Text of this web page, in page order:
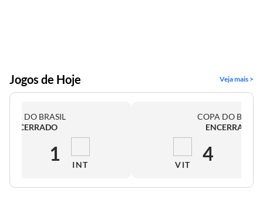
Jogos de Hoje Veja mais >
DO BRASIL
ENCERRADO
1 INT
COPA DO
ENCERRADO
VIT 4